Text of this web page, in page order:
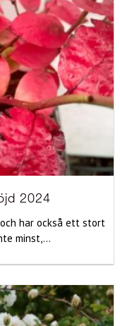
2024
har också ett stort
minst,...